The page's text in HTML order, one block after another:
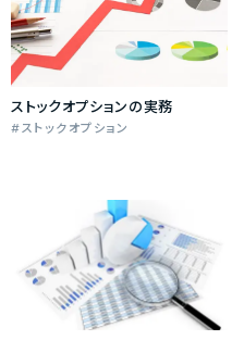
ストックオプションの実務
ストックオプション